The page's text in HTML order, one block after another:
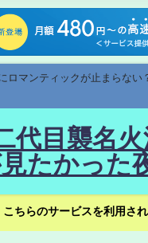
マンティックが止まらな
目襲名
たかった
ちらのサービスを利用さ